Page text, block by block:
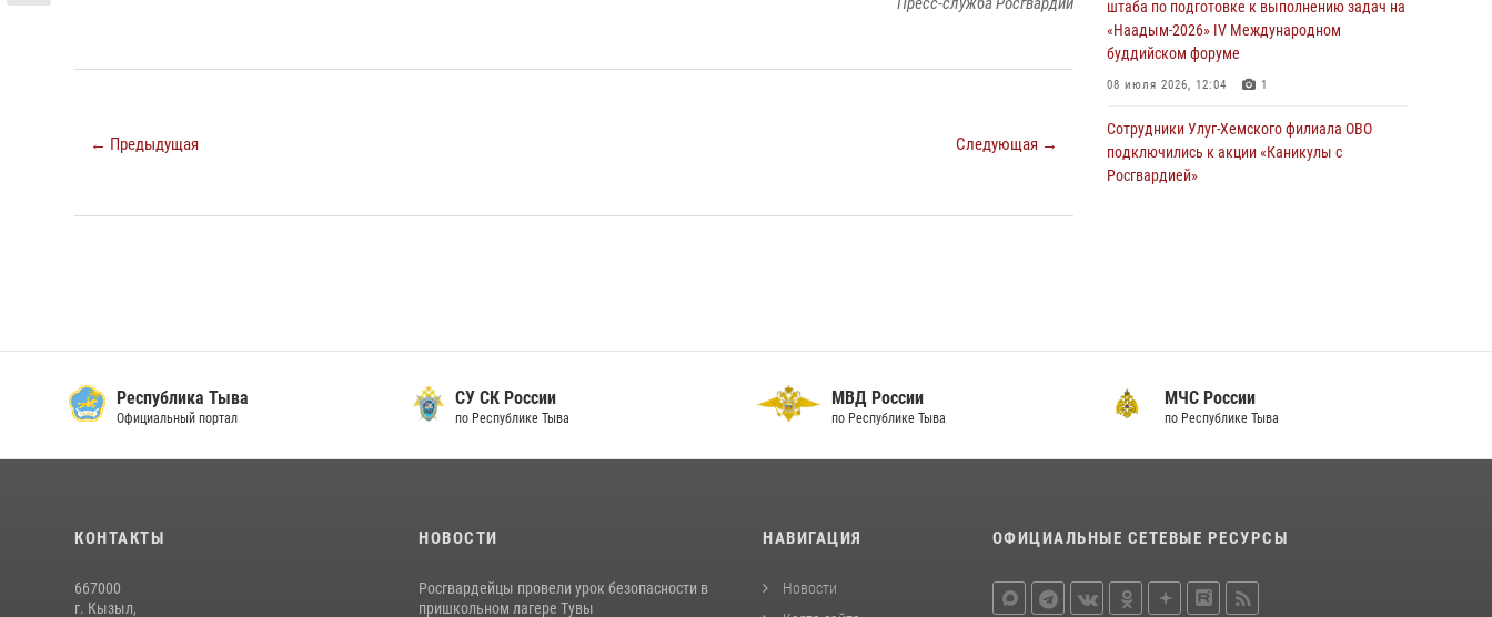
← Предыдущая Следующая →
28 июля 2026, 07:48
Росгвардеец стал бронзовым призером
Чемпионата Тувы по национальной игре -
28 июля 2026, 07:40
штаба по подготовке к выполнению задач на
«Наадым-2026» IV Международном
буддийском форуме
08 июля 2026, 12:04 1
Сотрудники Улуг-Хемского филиала ОВО
подключились к акции «Каникулы с
Росгвардией»
Спортсмены Росгвардии стали победителями
Наадым-2026
23 июля 2026, 09:24
Наадым-2026
Республика Тыва
Официальный портал
СУ СК России
по Республике Тыва
МВД России
по Республике Тыва
МЧС России
по Республике Тыва
КОНТАКТЫ
667000
г. Кызыл,
НОВОСТИ
Росгвардейцы провели урок безопасности в
пришкольном лагере Тувы
НАВИГАЦИЯ
Новости
ОФИЦИАЛЬНЫЕ СЕТЕВЫЕ РЕСУРСЫ